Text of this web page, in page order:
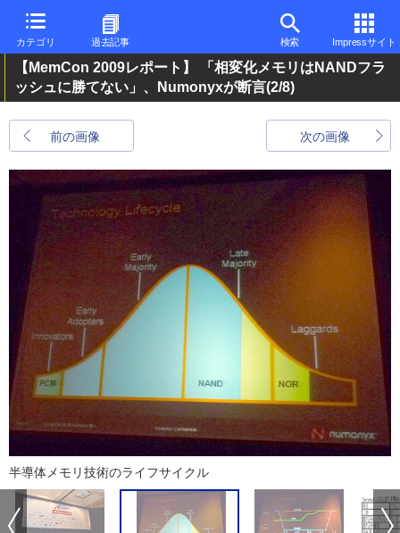
カテゴリ 過去記事 検索 Impressサイト
【MemCon 2009レポート】 「相変化メモリはNANDフラ
ッシュに勝てない」、Numonyxが断言(2/8)
前の画像 次の画像
半導体メモリ技術のライフサイクル